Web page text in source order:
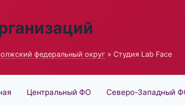
федеральный округ » Студия Lab Face
Центральный ФО Северо-Западный